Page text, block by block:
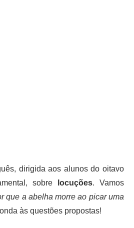
dirigida aos alunos do oitavo
sobre
locuções. Vamos
que a abelha morre ao picar uma
às questões propostas!